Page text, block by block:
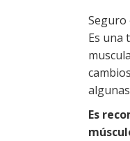
Seguro
Es una
Es